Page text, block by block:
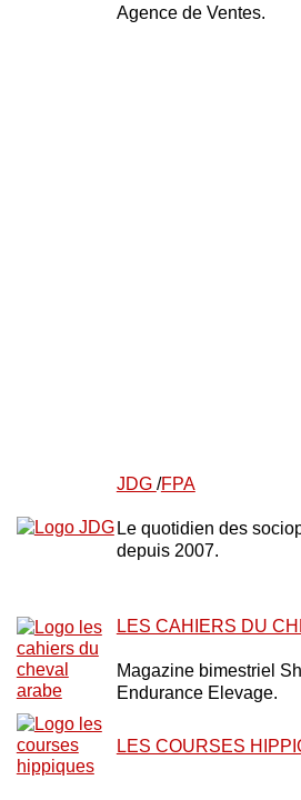
Agence de Ventes.
JDG /FPA
Le quotidien des
depuis 2007.
LES CAHIERS DU
Magazine bimestriel
Endurance Elevage.
LES COURSES